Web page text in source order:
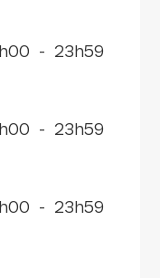
0h00 - 23h59
0h00 - 23h59
0h00 - 23h59